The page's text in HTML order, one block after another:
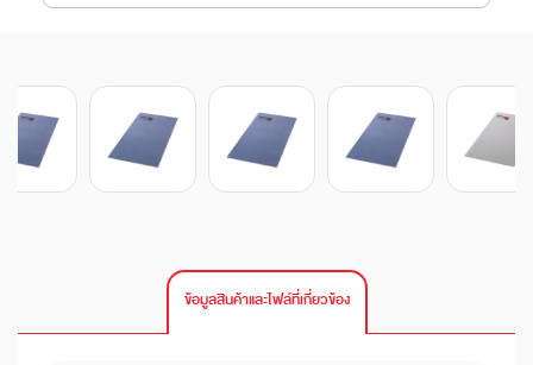
ข้อมูลสินค้าและไฟล์ที่เกี่ยวข้อง